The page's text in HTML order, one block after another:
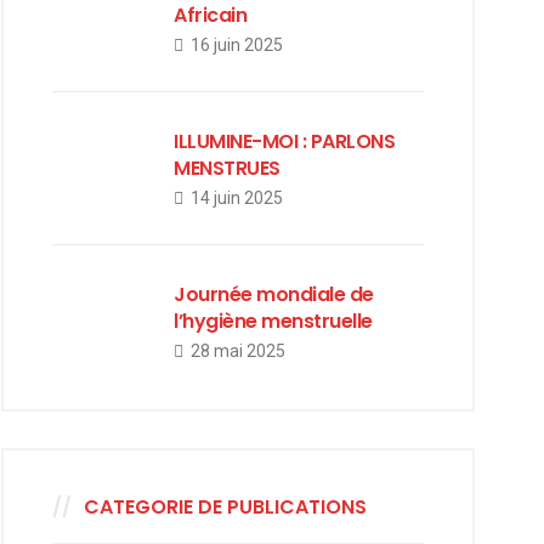
Africain
16 juin 2025
ILLUMINE-MOI : PARLONS
MENSTRUES
14 juin 2025
Journée mondiale de
l’hygiène menstruelle
28 mai 2025
CATEGORIE DE PUBLICATIONS